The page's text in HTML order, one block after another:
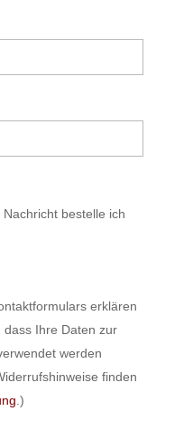
bestelle ich
erklären
dass Ihre Daten zur
werden
finden
.)